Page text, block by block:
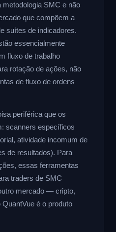
SMC e não
que compõem a
suítes de indicadores.
essencialmente
fluxo de trabalho
rotação de ações, não
de fluxo de ordens
periférica que os
scanners específicos
atividade incomum de
de resultados). Para
essas ferramentas
traders de SMC
mercado — cripto,
é o produto